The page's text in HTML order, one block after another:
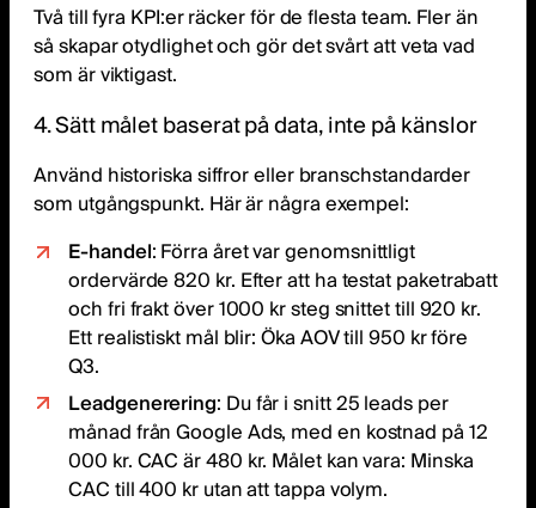
Två till fyra KPI:er räcker för de flesta team. Fler än
så skapar otydlighet och gör det svårt att veta vad
som är viktigast.
4. Sätt målet baserat på data, inte på känslor
Använd historiska siffror eller branschstandarder
som utgångspunkt. Här är några exempel:
E-handel: Förra året var genomsnittligt
ordervärde 820 kr. Efter att ha testat paketrabatt
och fri frakt över 1000 kr steg snittet till 920 kr.
Ett realistiskt mål blir: Öka AOV till 950 kr före
Q3.
Leadgenerering: Du får i snitt 25 leads per
månad från Google Ads, med en kostnad på 12
000 kr. CAC är 480 kr. Målet kan vara: Minska
CAC till 400 kr utan att tappa volym.